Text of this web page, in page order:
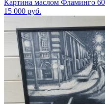
Картина маслом Фламинго
15 000 руб.